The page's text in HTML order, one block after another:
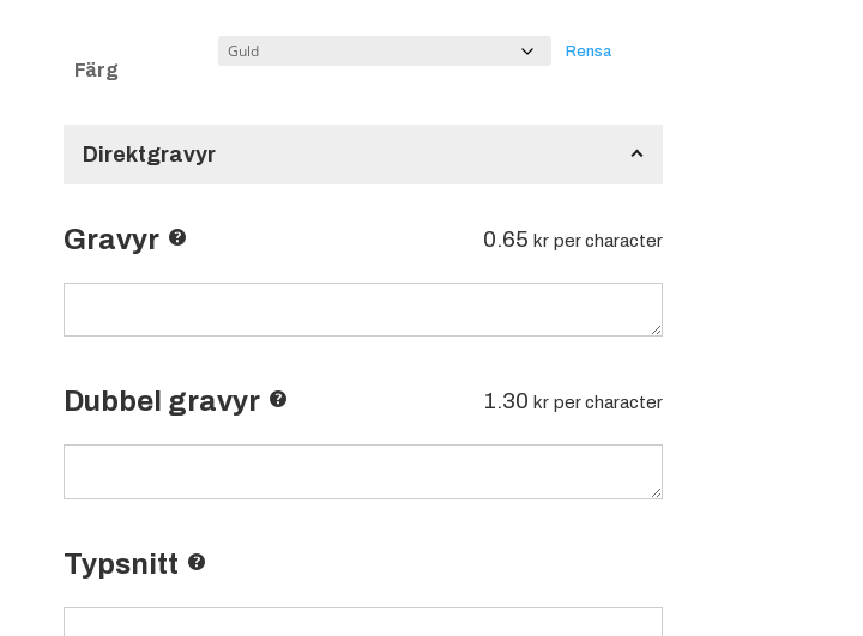
Färg
Rensa
Direktgravyr
Gravyr 0.65kr per character
Dubbel gravyr 1.30kr per character
Typsnitt